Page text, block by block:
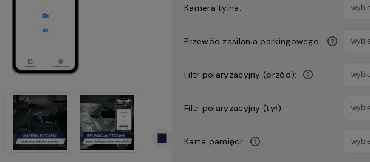
Kamera tylna:
Przewód zasilania parkingowego:
Filtr polaryzacyjny (przód):
Filtr polaryzacyjny (tył):
Karta pamięci: